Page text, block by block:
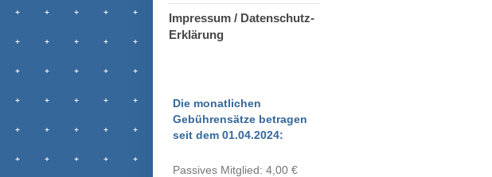
Impressum / Datenschutz-
Erklärung
Die monatlichen
Gebührensätze betragen
seit dem 01.04.2024:
Passives Mitglied: 4,00 €